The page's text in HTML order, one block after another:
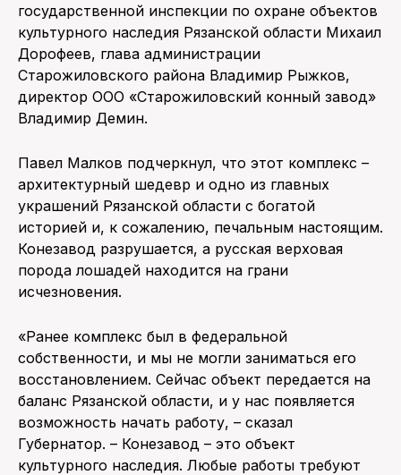
государственной инспекции по охране объектов
культурного наследия Рязанской области Михаил
Дорофеев, глава администрации
Старожиловского района Владимир Рыжков,
директор ООО «Старожиловский конный завод»
Владимир Демин.
Павел Малков подчеркнул, что этот комплекс –
архитектурный шедевр и одно из главных
украшений Рязанской области с богатой
историей и, к сожалению, печальным настоящим.
Конезавод разрушается, а русская верховая
порода лошадей находится на грани
исчезновения.
«Ранее комплекс был в федеральной
собственности, и мы не могли заниматься его
восстановлением. Сейчас объект передается на
баланс Рязанской области, и у нас появляется
возможность начать работу, – сказал
Губернатор. – Конезавод – это объект
культурного наследия. Любые работы требуют